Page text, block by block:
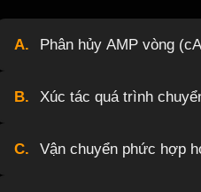
A. Phân hủy AMP vòng
B. Xúc tác quá trình
C. Vận chuyển phức hợp